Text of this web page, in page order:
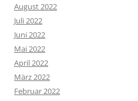
August 2022
Juli 2022
Juni 2022
Mai 2022
April 2022
März 2022
Februar 2022